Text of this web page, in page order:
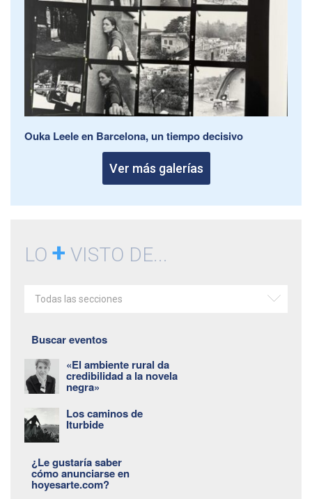
Ouka Leele en Barcelona, un tiempo decisivo
Ver más galerías
LO + VISTO DE...
Todas las secciones
Buscar eventos
«El ambiente rural da
credibilidad a la novela
negra»
Los caminos de
Iturbide
¿Le gustaría saber
cómo anunciarse en
hoyesarte.com?